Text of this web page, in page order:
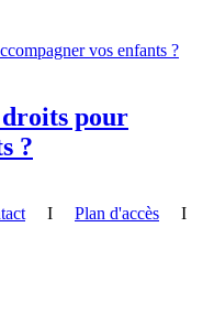
pour
?
I Plan d'accès I